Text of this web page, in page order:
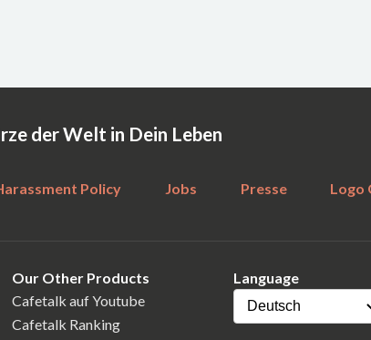
der Welt in Dein Leben
Policy Jobs Presse Logo
Our Other Products
Cafetalk auf Youtube
Cafetalk Ranking
Language